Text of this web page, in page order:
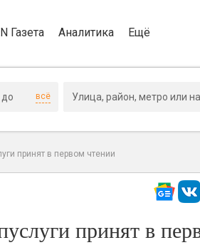
Газета Аналитика Ещё
всё
принят в первом чтении
принят в